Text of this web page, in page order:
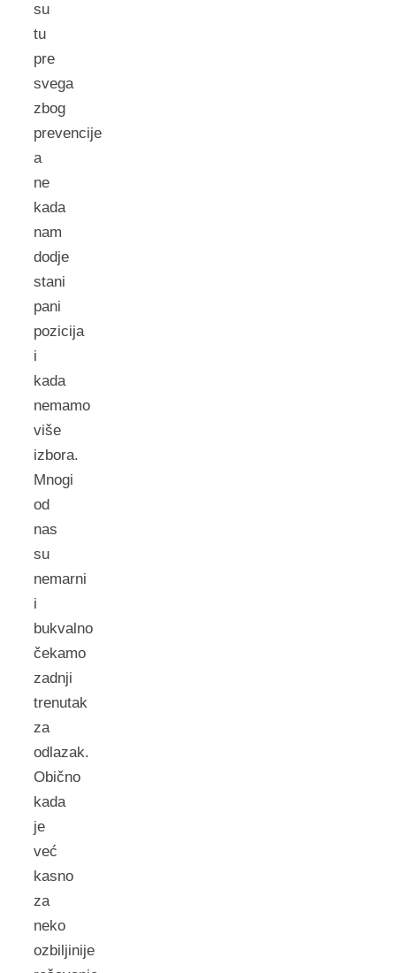
su
tu
pre
svega
zbog
prevencije
a
ne
kada
nam
dodje
stani
pani
pozicija
i
kada
nemamo
više
izbora.
Mnogi
od
nas
su
nemarni
i
bukvalno
čekamo
zadnji
trenutak
za
odlazak.
Obično
kada
je
već
kasno
za
neko
ozbiljinije